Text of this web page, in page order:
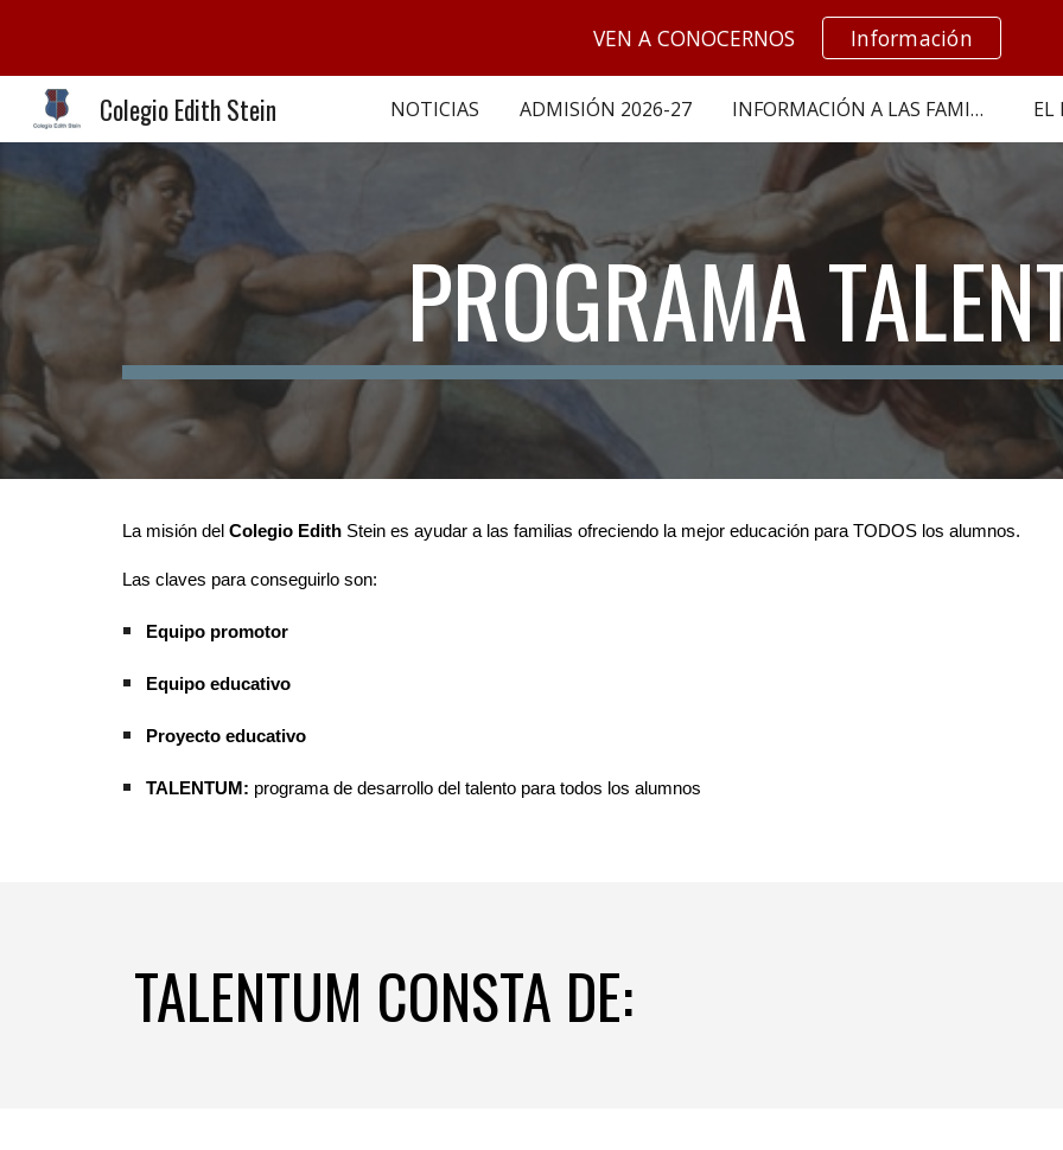
Skip to main content Skip to
VEN A CONOCERNOS Información
Colegio Edith Stein NOTICIAS ADMISIÓN 2026-27 INFORMACIÓN A LAS FAMILIAS EL
PROGRAMA
La misión del Colegio EdithStein es ayudar a las familias ofreciendo la mejor educación para TODOS los alumnos.
Las claves para conseguirlo son:
Equipo promotor
Equipo educativo
Proyecto educativo
TALENTUM: programa de desarrollo del talento para todos los alumnos
TALENTUM CONSTA DE: